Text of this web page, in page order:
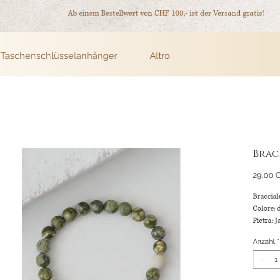
Ab einem Bestellwert von CHF 100,- ist der Versand gratis!
Taschenschlüsselanhänger Altro
29,00
Colore:
Pietra:
Anzahl *